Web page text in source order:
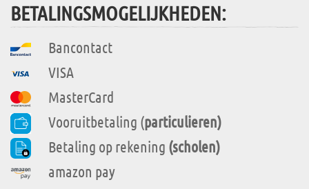
BETALINGSMOGELIJKHEDEN:
Bancontact
VISA
MasterCard
Vooruitbetaling (particulieren)
Betaling op rekening (scholen)
amazon pay